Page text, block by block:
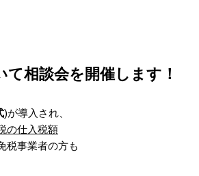
相談会を開催します！
)が導入され、
の仕入税額
税事業者の方も